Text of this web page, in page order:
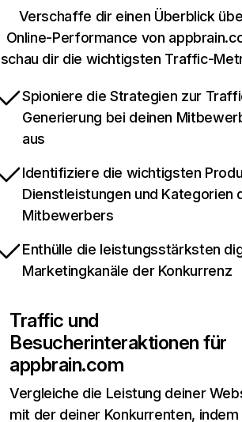
Verschaffe dir einen Überblick
Online-Performance von
schau dir die wichtigsten Traffic-
Spioniere die Strategien zur
Generierung bei deinen
aus
Identifiziere die wichtigsten
Dienstleistungen und Kategorien
Mitbewerbers
Enthülle die leistungsstärksten
Marketingkanäle der Konkurrenz
Traffic und
Besucherinteraktionen für
appbrain.com
Vergleiche die Leistung deiner
mit der deiner Konkurrenten, indem